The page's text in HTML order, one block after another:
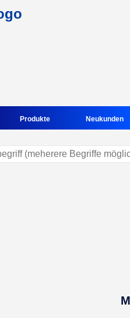
Produkte Neukunden